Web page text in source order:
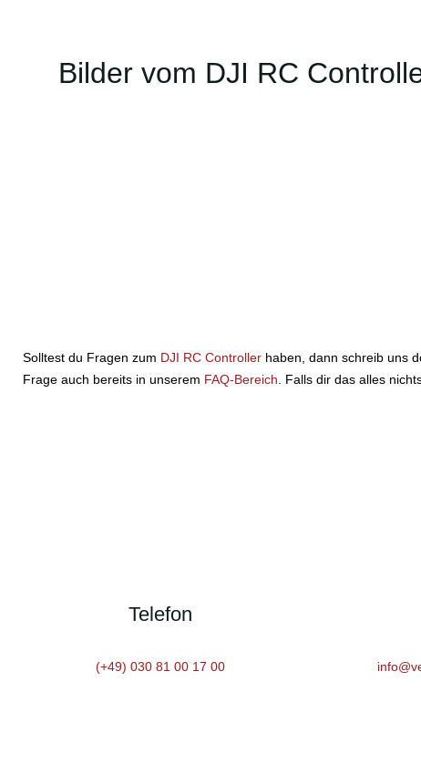
Bilder vom DJI RC
Solltest du Fragen zum DJI RC Controller haben, dann schreib uns
Frage auch bereits in unserem FAQ-Bereich. Falls dir das alles
Telefon
(+49) 030 81 00 17 00